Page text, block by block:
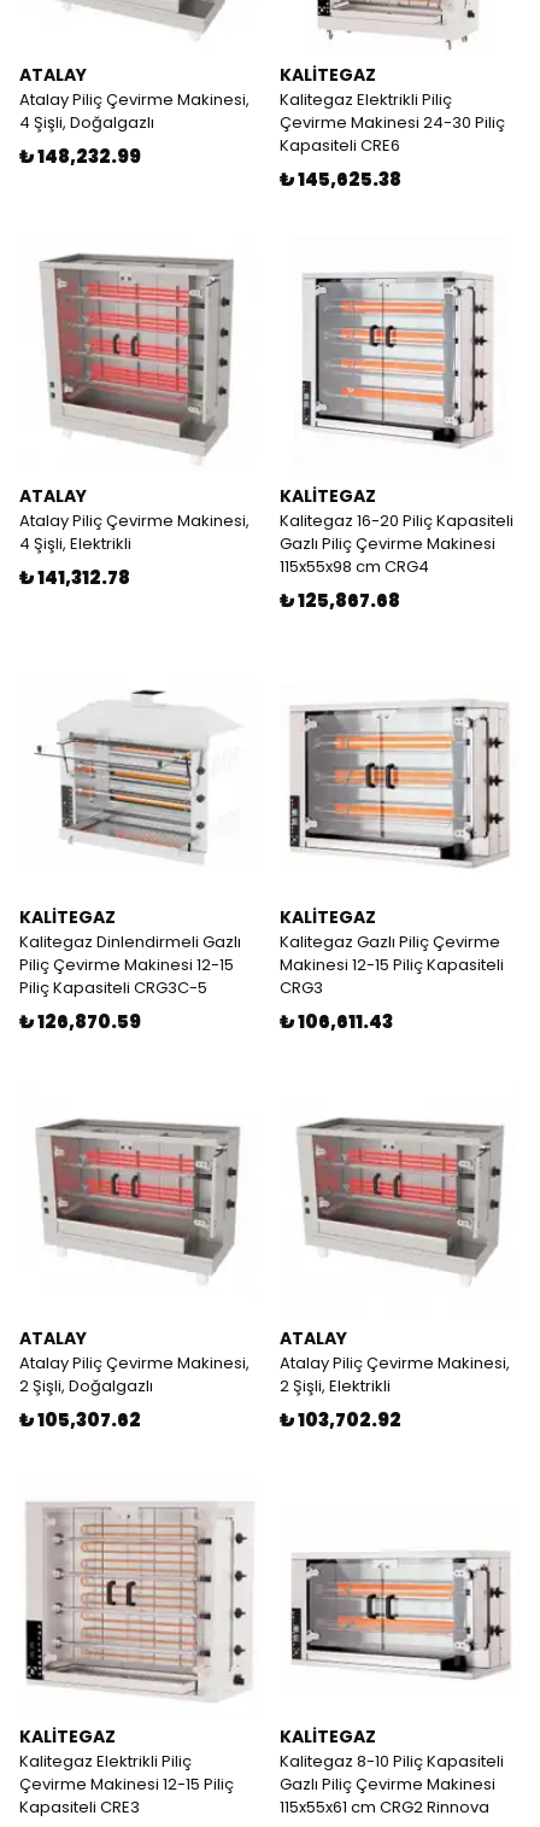
ATALAY
Atalay Piliç Çevirme Makinesi,
4 Şişli, Doğalgazlı
₺ 148,232.99
KALİTEGAZ
Kalitegaz Elektrikli Piliç
Çevirme Makinesi 24-30 Piliç
Kapasiteli CRE6
₺ 145,625.38
ATALAY
Atalay Piliç Çevirme Makinesi,
4 Şişli, Elektrikli
₺ 141,312.78
KALİTEGAZ
Kalitegaz 16-20 Piliç Kapasiteli
Gazlı Piliç Çevirme Makinesi
115x55x98 cm CRG4
₺ 125,867.68
KALİTEGAZ
Kalitegaz Dinlendirmeli Gazlı
Piliç Çevirme Makinesi 12-15
Piliç Kapasiteli CRG3C-5
₺ 126,870.59
KALİTEGAZ
Kalitegaz Gazlı Piliç Çevirme
Makinesi 12-15 Piliç Kapasiteli
CRG3
₺ 106,611.43
ATALAY
Atalay Piliç Çevirme Makinesi,
2 Şişli, Doğalgazlı
₺ 105,307.62
ATALAY
Atalay Piliç Çevirme Makinesi,
2 Şişli, Elektrikli
₺ 103,702.92
KALİTEGAZ
Kalitegaz Elektrikli Piliç
Çevirme Makinesi 12-15 Piliç
Kapasiteli CRE3
KALİTEGAZ
Kalitegaz 8-10 Piliç Kapasiteli
Gazlı Piliç Çevirme Makinesi
115x55x61 cm CRG2 Rinnova